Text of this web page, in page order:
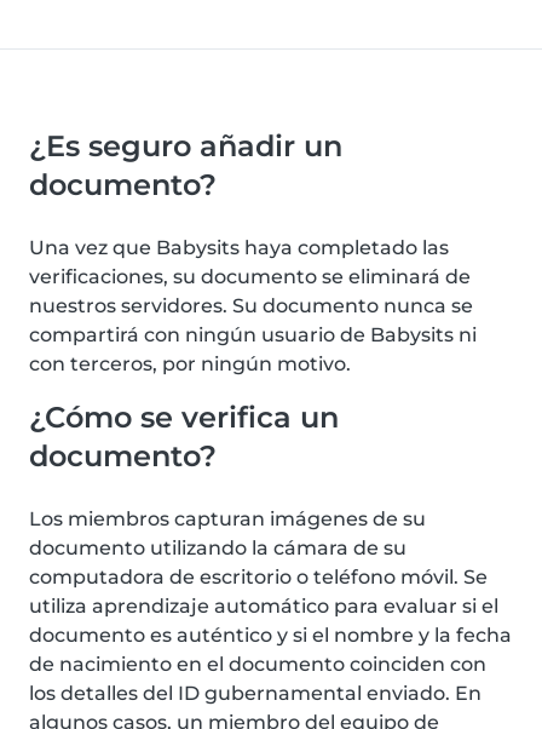
¿Es seguro añadir un
documento?
Una vez que Babysits haya completado las
verificaciones, su documento se eliminará de
nuestros servidores. Su documento nunca se
compartirá con ningún usuario de Babysits ni
con terceros, por ningún motivo.
¿Cómo se verifica un
documento?
Los miembros capturan imágenes de su
documento utilizando la cámara de su
computadora de escritorio o teléfono móvil. Se
utiliza aprendizaje automático para evaluar si el
documento es auténtico y si el nombre y la fecha
de nacimiento en el documento coinciden con
los detalles del ID gubernamental enviado. En
algunos casos, un miembro del equipo de